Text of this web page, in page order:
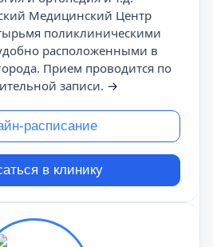
Медицинский Центр
поликлиническими
расположенными в
Прием проводится по
записи. →
расписание
в клинику